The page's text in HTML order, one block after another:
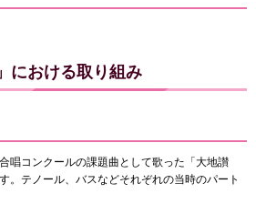
における取り組み
唱コンクールの課題曲として歌った「大地讃
。テノール、バスなどそれぞれの当時のパート